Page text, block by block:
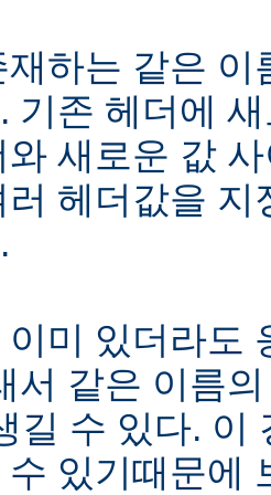
재하는 같은
기존 헤더에
와 새로운 값
러 헤더값을
이미 있더라도
서 같은 이름
길 수 있다. 이
수 있기때문에